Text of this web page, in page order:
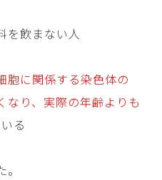
を飲まない人
胞に関係する染色体の
なり、実際の年齢よりも
る